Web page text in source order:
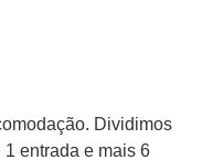
Dividimos
entrada e mais 6